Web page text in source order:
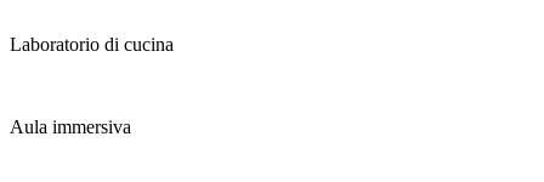
Laboratorio di cucina
Aula immersiva